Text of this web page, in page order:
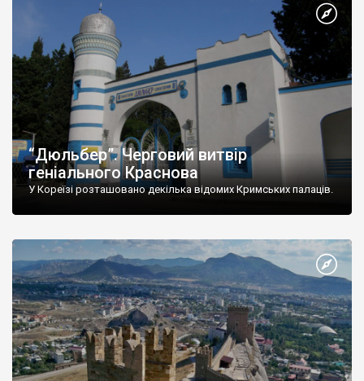
“Дюльбер”. Черговий витвір
геніального Краснова
У Кореїзі розташовано декілька відомих Кримських палаців.